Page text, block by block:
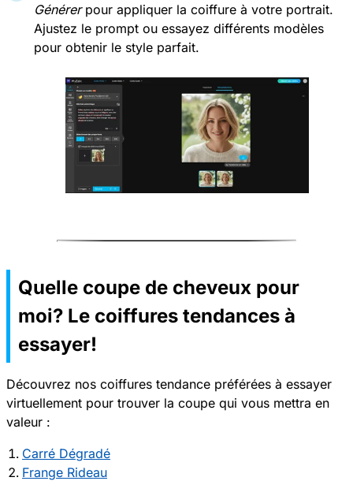
Générerpour appliquer la coiffure à votre portrait.
Ajustez le prompt ou essayez différents modèles
pour obtenir le style parfait.
Quelle coupe de cheveux pour
moi? Le coiffures tendances à
essayer!
Découvrez nos coiffures tendance préférées à essayer
virtuellement pour trouver la coupe qui vous mettra en
valeur :
Carré Dégradé
Frange Rideau